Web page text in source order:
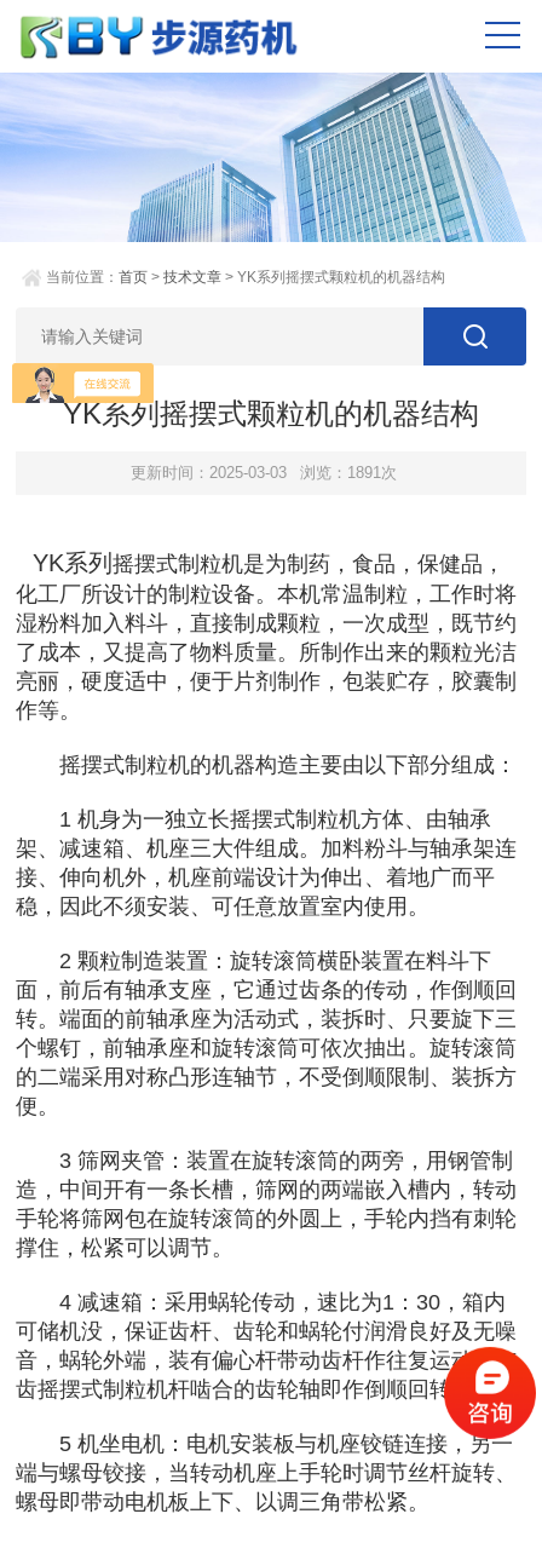
当前位置：首页 >技术文章 > YK系列摇摆式颗粒机的机器结构
YK系列摇摆式颗粒机的机器结构
更新时间：2025-03-03 浏览：1891次
YK系列摇摆式制粒机是为制药，食品，保健品，
化工厂所设计的制粒设备。本机常温制粒，工作时将
湿粉料加入料斗，直接制成颗粒，一次成型，既节约
了成本，又提高了物料质量。所制作出来的颗粒光洁
亮丽，硬度适中，便于片剂制作，包装贮存，胶囊制
作等。
摇摆式制粒机的机器构造主要由以下部分组成：
1 机身为一独立长摇摆式制粒机方体、由轴承
架、减速箱、机座三大件组成。加料粉斗与轴承架连
接、伸向机外，机座前端设计为伸出、着地广而平
稳，因此不须安装、可任意放置室内使用。
2 颗粒制造装置：旋转滚筒横卧装置在料斗下
面，前后有轴承支座，它通过齿条的传动，作倒顺回
转。端面的前轴承座为活动式，装拆时、只要旋下三
个螺钉，前轴承座和旋转滚筒可依次抽出。旋转滚筒
的二端采用对称凸形连轴节，不受倒顺限制、装拆方
便。
3 筛网夹管：装置在旋转滚筒的两旁，用钢管制
造，中间开有一条长槽，筛网的两端嵌入槽内，转动
手轮将筛网包在旋转滚筒的外圆上，手轮内挡有刺轮
撑住，松紧可以调节。
4 减速箱：采用蜗轮传动，速比为1：30，箱内
可储机没，保证齿杆、齿轮和蜗轮付润滑良好及无噪
音，蜗轮外端，装有偏心杆带动齿杆作往复运动，与
齿摇摆式制粒机杆啮合的齿轮轴即作倒顺回转运动。
5 机坐电机：电机安装板与机座铰链连接，另一
端与螺母铰接，当转动机座上手轮时调节丝杆旋转、
螺母即带动电机板上下、以调三角带松紧。